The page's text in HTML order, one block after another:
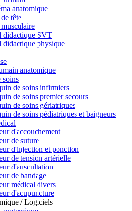
anatomique
tête
didactique SVT
didactique physique
anatomique
soins
de soins infirmiers
de soins premier secours
de soins gériatriques
de soins pédiatriques et baigneurs
d'accouchement
de suture
d'injection et ponction
de tension artérielle
d'auscultation
de bandage
médical divers
d'acupuncture
/ Logiciels